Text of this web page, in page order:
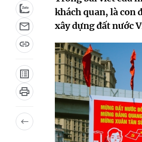
khách quan, là con
xây dựng đất nước